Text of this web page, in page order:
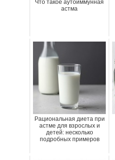
Что такое аутоиммунная
астма
Рациональная диета при
астме для взрослых и
детей: несколько
подробных примеров